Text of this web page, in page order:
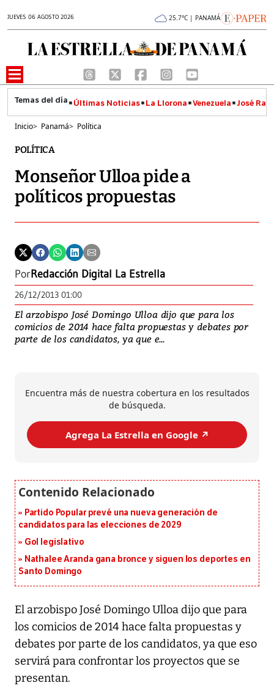
JUEVES 06 AGOSTO 2026 25.7°C | PANAMÁ
Últimas Noticias La Llorona Venezuela José
Inicio> Panamá> Política
POLÍTICA
Monseñor Ulloa pide a
políticos propuestas
PorRedacción Digital La Estrella
26/12/2013 01:00
El arzobispo José Domingo Ulloa dijo que para los
comicios de 2014 hace falta propuestas y debates por
parte de los candidatos, ya que e...
Encuentra más de nuestra cobertura en los resultados
de búsqueda.
Agrega La Estrella en Google ↗️
Partido Popular prevé una nueva generación de
candidatos para las elecciones de 2029
Gol legislativo
Nathalee Aranda gana bronce y siguen los deportes en
Santo Domingo
El arzobispo José Domingo Ulloa dijo que para
los comicios de 2014 hace falta propuestas y
debates por parte de los candidatos, ya que eso
servirá para confrontar los proyectos que se
presentan.